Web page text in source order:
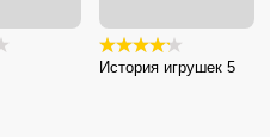
История игрушек 5